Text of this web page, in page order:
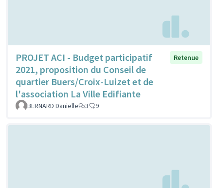
PROJET ACI - Budget participatif
2021, proposition du Conseil de
quartier Buers/Croix-Luizet et de
l'association La Ville Edifiante
Retenue
BERNARD Danielle 3 9